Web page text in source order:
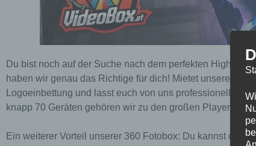
Du bist noch auf der Suche nach dem perfekten Highlight
haben wir genau das Richtige für dich! Mietet unsere
Logoeinbettung und lasst euch von uns professionell
knapp 70 Geräten gehören wir zu den großen Playern in
Ein weiterer Vorteil unserer 360 Fotobox: Du kannst dein